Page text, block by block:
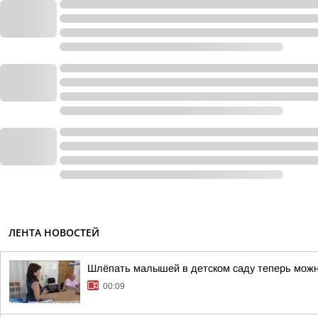
ЛЕНТА НОВОСТЕЙ
Шлёпать малышей в детском саду теперь
00:09